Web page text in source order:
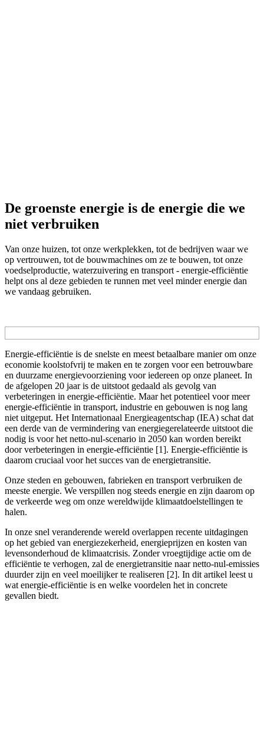
De groenste energie is de energie die we
niet verbruiken
Van onze huizen, tot onze werkplekken, tot de bedrijven waar we
op vertrouwen, tot de bouwmachines om ze te bouwen, tot onze
voedselproductie, waterzuivering en transport - energie-efficiëntie
helpt ons al deze gebieden te runnen met veel minder energie dan
we vandaag gebruiken.
Energie-efficiëntie is de snelste en meest betaalbare manier om onze
economie koolstofvrij te maken en te zorgen voor een betrouwbare
en duurzame energievoorziening voor iedereen op onze planeet. In
de afgelopen 20 jaar is de uitstoot gedaald als gevolg van
verbeteringen in energie-efficiëntie. Maar het potentieel voor meer
energie-efficiëntie in transport, industrie en gebouwen is nog lang
niet uitgeput. Het Internationaal Energieagentschap (IEA) schat dat
een derde van de vermindering van energiegerelateerde uitstoot die
nodig is voor het netto-nul-scenario in 2050 kan worden bereikt
door verbeteringen in energie-efficiëntie [1]. Energie-efficiëntie is
daarom cruciaal voor het succes van de energietransitie.
Onze steden en gebouwen, fabrieken en transport verbruiken de
meeste energie. We verspillen nog steeds energie en zijn daarom op
de verkeerde weg om onze wereldwijde klimaatdoelstellingen te
halen.
In onze snel veranderende wereld overlappen recente uitdagingen
op het gebied van energiezekerheid, energieprijzen en kosten van
levensonderhoud de klimaatcrisis. Zonder vroegtijdige actie om de
efficiëntie te verhogen, zal de energietransitie naar netto-nul-emissies
duurder zijn en veel moeilijker te realiseren [2]. In dit artikel leest u
wat energie-efficiëntie is en welke voordelen het in concrete
gevallen biedt.